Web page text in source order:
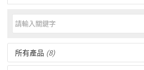
所有產品 (8)